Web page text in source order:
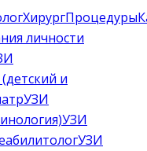
ХирургПроцедуры
личности
и
УЗИ
УЗИ
УЗИ